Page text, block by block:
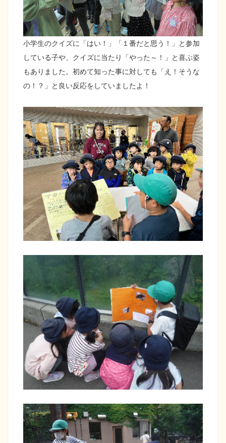
小学生のクイズに「はい！」「１番だと思う！」と参加
している子や、クイズに当たり「やった～！」と喜ぶ姿
もありました。初めて知った事に対しても「え！そうな
の！？」と良い反応をしていましたよ！